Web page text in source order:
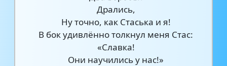
Дрались,
Ну точно, как Стаська и я!
В бок удивлённо толкнул меня Стас:
«Славка!
Они научились у нас!»